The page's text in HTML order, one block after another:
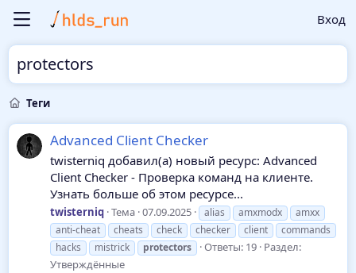
Вход
protectors
Теги
Advanced Client Checker
twisterniq добавил(а) новый ресурс: Advanced
Client Checker - Проверка команд на клиенте.
Узнать больше об этом ресурсе...
twisterniq Тема 07.09.2025 alias amxmodx
amxx
anti-cheat
cheats check checker client
commands
hacks
mistrick protectors Ответы: 19 Раздел:
Утверждённые